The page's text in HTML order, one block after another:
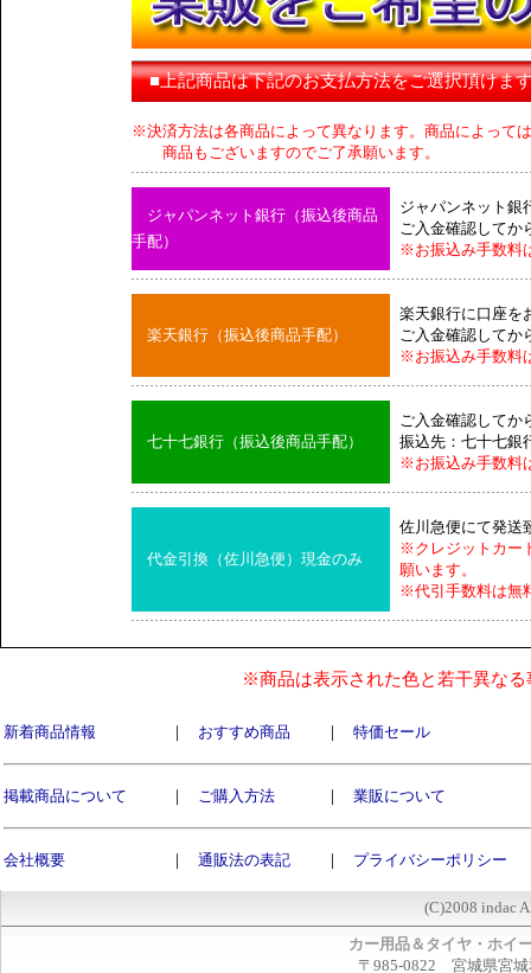
■上記商品は下記のお支払方法をご選択頂けま
※決済方法は各商品によって異なります。商品によって
商品もございますのでご了承願います。
ジャパンネット銀行（振込後商品
手配）
ジャパンネット銀
ご入金確認してか
※お振込み手数料
楽天銀行（振込後商品手配）
楽天銀行に口座を
ご入金確認してか
※お振込み手数料
七十七銀行（振込後商品手配）
ご入金確認してか
振込先：七十七銀
※お振込み手数料
代金引換（佐川急便）現金のみ
佐川急便にて発送
※クレジットカー
願います。
※代引手数料は無
※商品は表示された色と若干異な
新着商品情報 ｜ おすすめ商品 ｜ 特価セール
掲載商品について ｜ ご購入方法 ｜ 業販について
会社概要 ｜ 通販法の表記 ｜ プライバシーポリシー
(C)2008 indac
カー用品＆タイヤ・ホイ
〒985-0822 宮城県宮城